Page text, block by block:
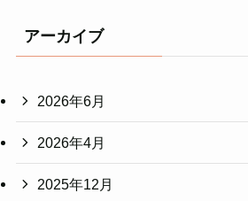
アーカイブ
2026年6月
2026年4月
2025年12月